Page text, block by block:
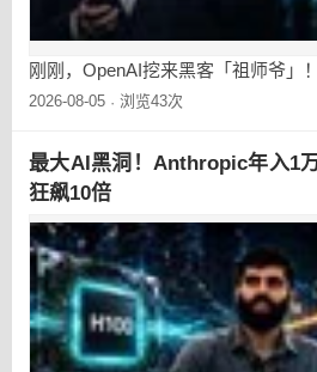
刚刚，OpenAI挖来黑客「祖师爷」
2026-08-05 · 浏览43次
最大AI黑洞！Anthropic年入1
狂飙10倍